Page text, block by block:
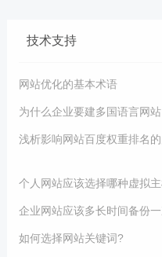
技术支持
网站优化的基本术语
为什么企业要建多国语言网站
浅析影响网站百度权重排名
个人网站应该选择哪种虚拟主
企业网站应该多长时间备份一
如何选择网站关键词?